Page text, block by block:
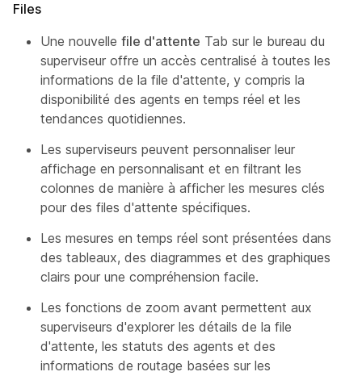
Files
Une nouvelle file d'attente Tab sur le bureau du
superviseur offre un accès centralisé à toutes les
informations de la file d'attente, y compris la
disponibilité des agents en temps réel et les
tendances quotidiennes.
Les superviseurs peuvent personnaliser leur
affichage en personnalisant et en filtrant les
colonnes de manière à afficher les mesures clés
pour des files d'attente spécifiques.
Les mesures en temps réel sont présentées dans
des tableaux, des diagrammes et des graphiques
clairs pour une compréhension facile.
Les fonctions de zoom avant permettent aux
superviseurs d'explorer les détails de la file
d'attente, les statuts des agents et des
informations de routage basées sur les